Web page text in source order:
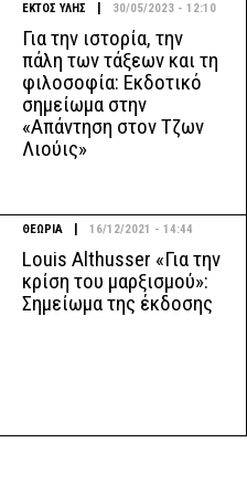
ΕΚΤΟΣ ΥΛΗΣ 30/05/2023 - 12:10
Για την ιστορία, την
πάλη των τάξεων και τη
φιλοσοφία: Εκδοτικό
σημείωμα στην
«Απάντηση στον Τζων
Λιούις»
ΘΕΩΡΙΑ 16/12/2021 - 14:44
Louis Althusser «Για την
κρίση του μαρξισμού»:
Σημείωμα της έκδοσης